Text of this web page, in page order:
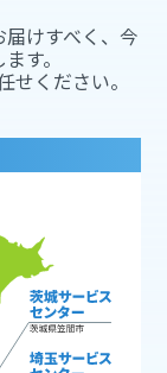
けすべく、今
す。
せください。